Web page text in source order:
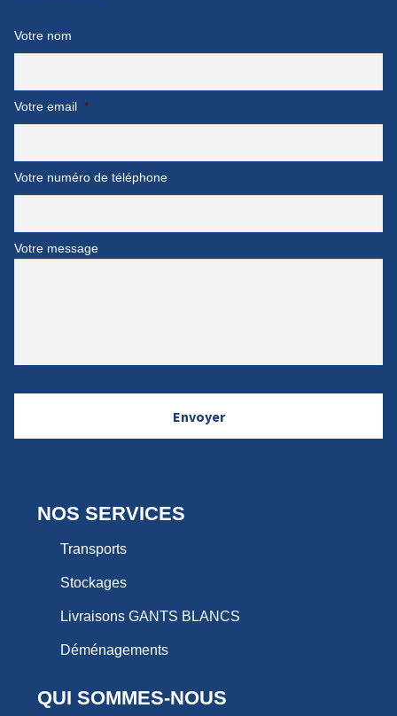
Votre nom
Votre email *
Votre numéro de téléphone
Votre message
NOS SERVICES
Transports
Stockages
Livraisons GANTS BLANCS
Déménagements
QUI SOMMES-NOUS